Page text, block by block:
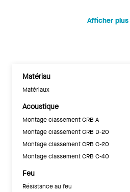
Afficher plus
Matériau
Matériaux
Acoustique
Montage classement CRB A
Montage classement CRB D-20
Montage classement CRB C-20
Montage classement CRB C-40
Feu
Résistance au feu